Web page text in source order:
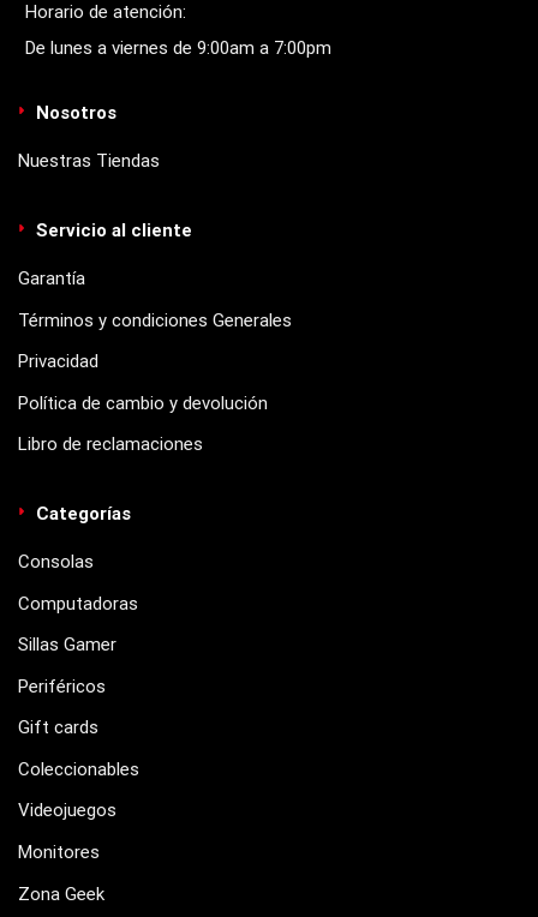
Horario de atención:
De lunes a viernes de 9:00am a 7:00pm
Nosotros
Nuestras Tiendas
Servicio al cliente
Garantía
Términos y condiciones Generales
Privacidad
Política de cambio y devolución
Libro de reclamaciones
Categorías
Consolas
Computadoras
Sillas Gamer
Periféricos
Gift cards
Coleccionables
Videojuegos
Monitores
Zona Geek